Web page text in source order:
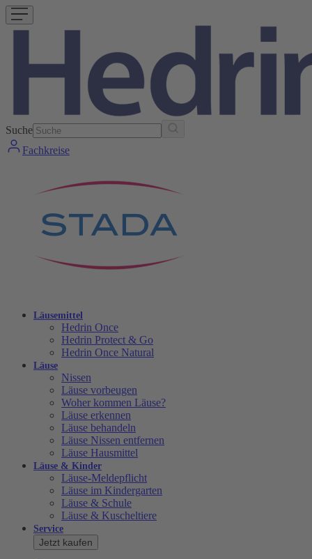
Suche
Fachkreise
Läusemittel
Hedrin Once
Hedrin Protect & Go
Hedrin Once Natural
Läuse
Nissen
Läuse vorbeugen
Woher kommen Läuse?
Läuse erkennen
Läuse behandeln
Läuse Nissen entfernen
Läuse Hausmittel
Läuse & Kinder
Läuse-Meldepflicht
Läuse im Kindergarten
Läuse & Schule
Läuse & Kuscheltiere
Service
Jetzt kaufen